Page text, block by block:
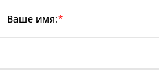
Ваше имя:*